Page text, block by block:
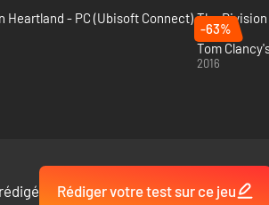
Heartland - PC (Ubisoft Connect)
2020
-63%
Tom
2016
Rédiger votre test sur ce jeu